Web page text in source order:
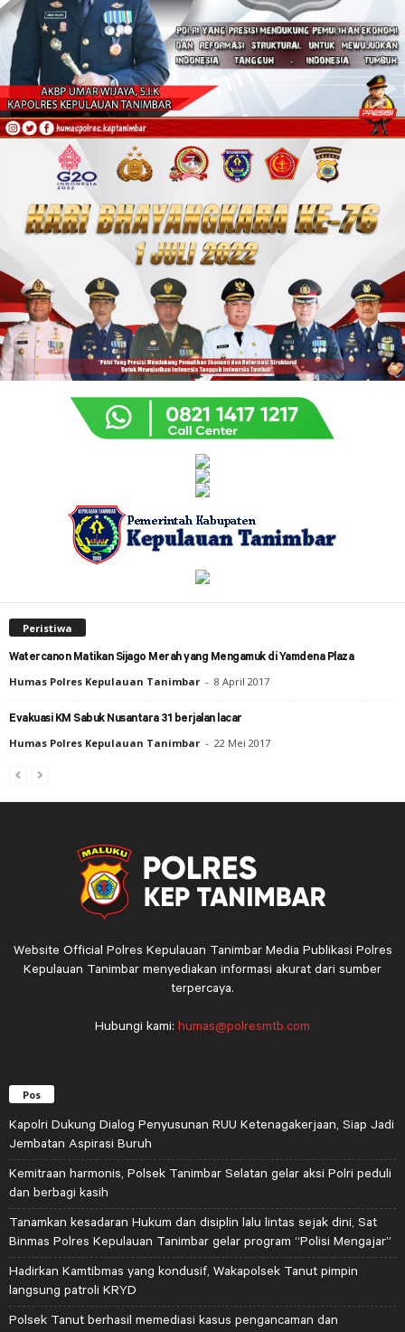
Peristiwa
Watercanon Matikan Sijago Merah yang Mengamuk di Yamdena Plaza
Humas Polres Kepulauan Tanimbar - 8 April 2017
Evakuasi KM Sabuk Nusantara 31 berjalan lacar
Humas Polres Kepulauan Tanimbar - 22 Mei 2017
Website Official Polres Kepulauan Tanimbar Media Publikasi Polres
Kepulauan Tanimbar menyediakan informasi akurat dari sumber
terpercaya.
Hubungi kami: humas@polresmtb.com
Pos
Kapolri Dukung Dialog Penyusunan RUU Ketenagakerjaan, Siap Jadi
Jembatan Aspirasi Buruh
Kemitraan harmonis, Polsek Tanimbar Selatan gelar aksi Polri peduli
dan berbagi kasih
Tanamkan kesadaran Hukum dan disiplin lalu lintas sejak dini, Sat
Binmas Polres Kepulauan Tanimbar gelar program “Polisi Mengajar”
Hadirkan Kamtibmas yang kondusif, Wakapolsek Tanut pimpin
langsung patroli KRYD
Polsek Tanut berhasil memediasi kasus pengancaman dan